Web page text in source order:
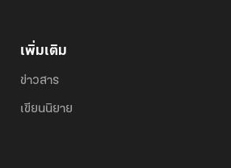
เพิ่มเติม
ข่าวสาร
เขียนนิยาย